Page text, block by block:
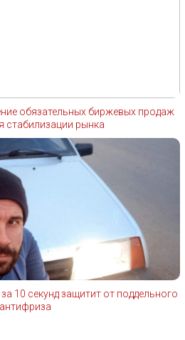
обязательных биржевых продаж
стабилизации рынка
10 секунд защитит от поддельного
антифриза